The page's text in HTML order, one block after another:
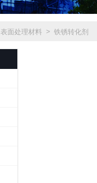
表面处理材料 > 铁锈转化剂